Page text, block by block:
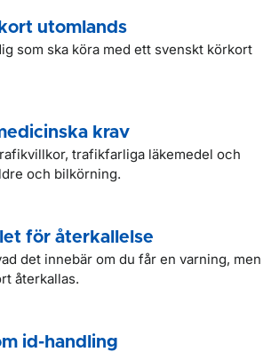
utomlands
som ska köra med ett svenskt körkort
krav
trafikfarliga läkemedel och
och bilkörning.
för återkallelse
det innebär om du får en varning, men
återkallas.
id-handling